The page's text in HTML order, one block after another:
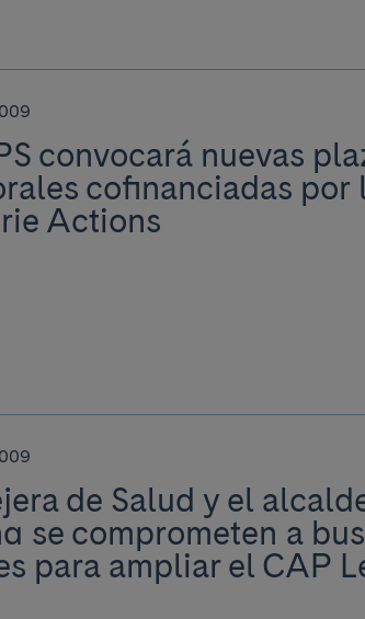
convocará nuevas
cofinanciadas por
Actions
de Salud y el
se comprometen a
para ampliar el CAP